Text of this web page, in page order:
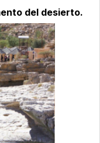
del desierto.